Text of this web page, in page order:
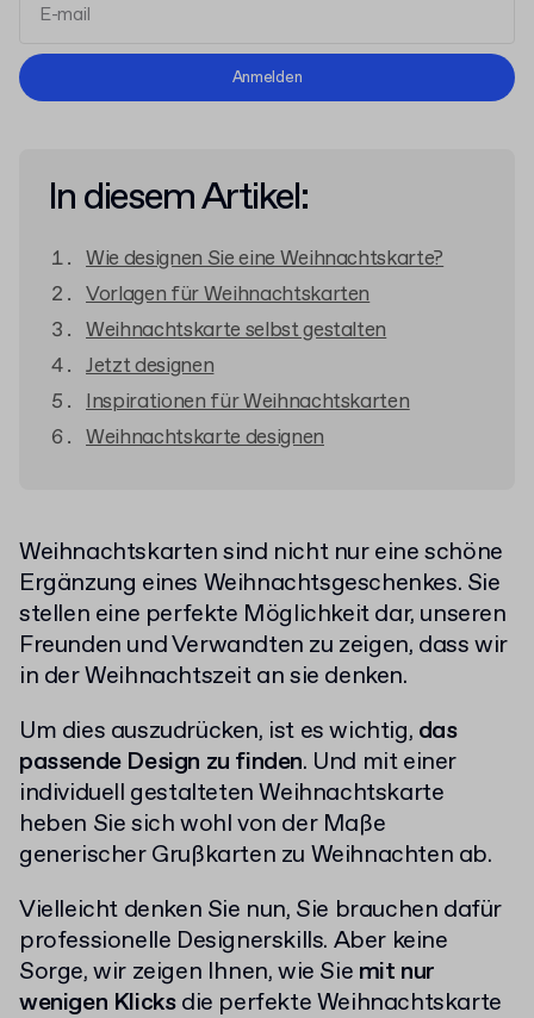
Allgemeinen Geschäftsbedingungen
Anmelden
In diesem Artikel:
Wie designen Sie eine Weihnachtskarte?
Vorlagen für Weihnachtskarten
Weihnachtskarte selbst gestalten
Jetzt designen
Inspirationen für Weihnachtskarten
Weihnachtskarte designen
Weihnachtskarten sind nicht nur eine schöne
Ergänzung eines Weihnachtsgeschenkes. Sie
stellen eine perfekte Möglichkeit dar, unseren
Freunden und Verwandten zu zeigen, dass wir
in der Weihnachtszeit an sie denken.
Um dies auszudrücken, ist es wichtig, das
passende Design zu finden. Und mit einer
individuell gestalteten Weihnachtskarte
heben Sie sich wohl von der Maße
generischer Grußkarten zu Weihnachten ab.
Vielleicht denken Sie nun, Sie brauchen dafür
professionelle Designerskills. Aber keine
Sorge, wir zeigen Ihnen, wie Sie mit nur
wenigen Klicksdie perfekte Weihnachtskarte